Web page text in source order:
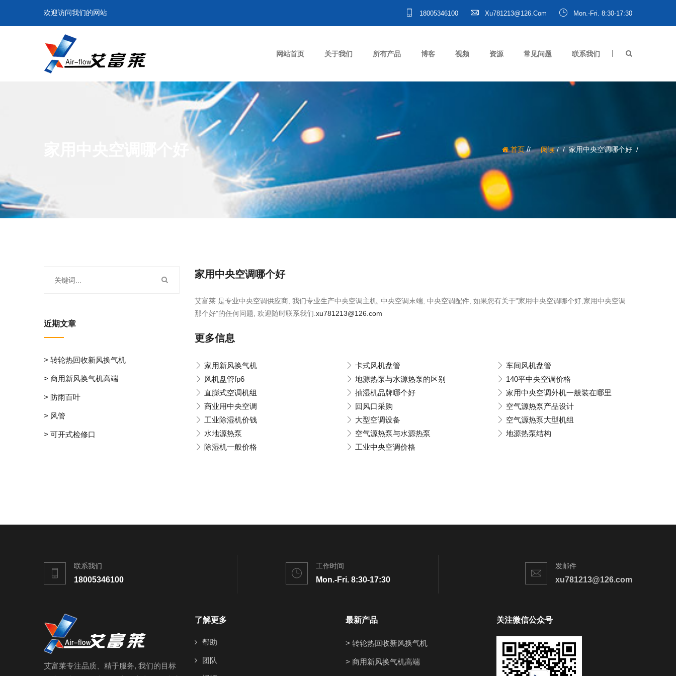
欢迎访问我们的网站 18005346100 Xu781213@126.com Mon.-Fri. 8:30-17:30
网站首页 关于我们 所有产品 博客 视频 资源 常见问题 联系我们
首页/ 阅读/ 家用中央空调哪个好
家用中央空调哪个好
艾富莱 是专业中央空调供应商, 我们专业生产中央空调主机, 中央空调末端, 中央空调配件, 如果您有关于"家用中央空调哪个好,家用中央空调
那个好"的任何问题, 欢迎随时联系我们. xu781213@126.com
更多信息
家用新风换气机 卡式风机盘管
车间风机盘管
风机盘管fp6
地源热泵与水源热泵的区别
140平中央空调价格
直膨式空调机组
抽湿机品牌哪个好
家用中央空调外机一般装在哪里
商业用中央空调
回风口采购
空气源热泵产品设计
工业除湿机价钱
大型空调设备
空气源热泵大型机组
水地源热泵
空气源热泵与水源热泵
地源热泵结构
除湿机一般价格
工业中央空调价格
近期文章
> 转轮热回收新风换气机
> 商用新风换气机高端
> 防雨百叶
> 风管
> 可开式检修口
联系我们
18005346100
工作时间
Mon.-Fri. 8:30-17:30
发邮件
xu781213@126.com
艾富莱专注品质、精于服务, 我们的目标
了解更多
帮助
团队
最新产品
> 转轮热回收新风换气机
> 商用新风换气机高端
关注微信公众号